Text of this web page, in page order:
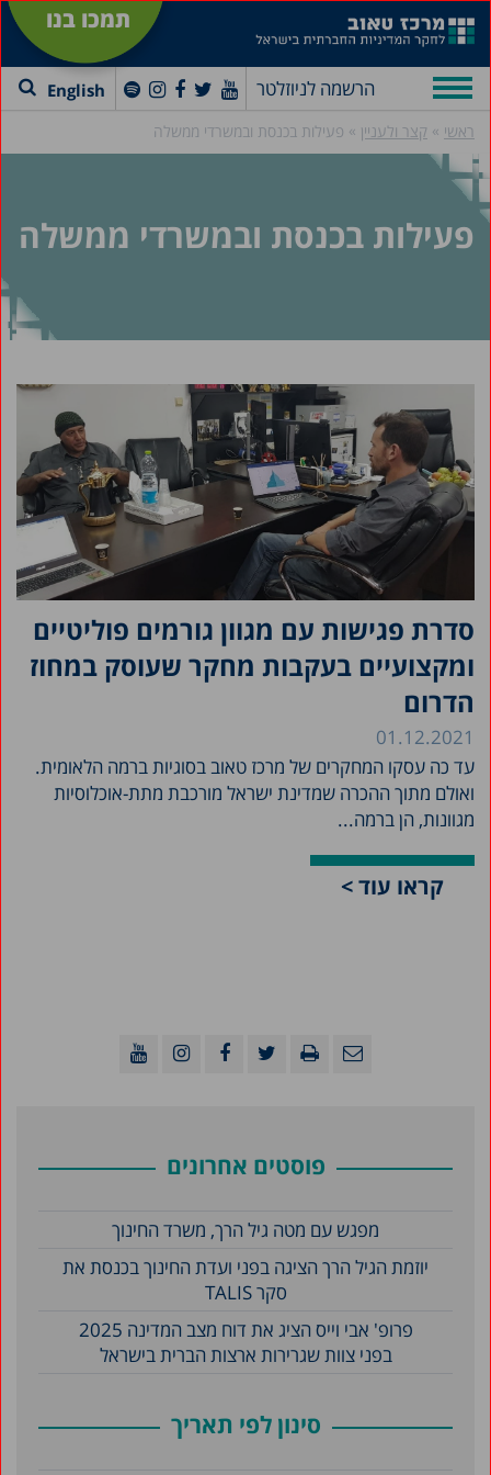
תמכו בנו
הרשמה לניוזלטר English
ראשי » קצר ולעניין » פעילות בכנסת ובמשרדי ממשלה
פעילות בכנסת ובמשרדי ממשלה
סדרת פגישות עם מגוון גורמים פוליטיים
ומקצועיים בעקבות מחקר שעוסק במחוז
הדרום
01.12.2021
עד כה עסקו המחקרים של מרכז טאוב בסוגיות ברמה הלאומית.
ואולם מתוך ההכרה שמדינת ישראל מורכבת מתת-אוכלוסיות
מגוונות, הן ברמה...
קראו עוד >
פוסטים אחרונים
מפגש עם מטה גיל הרך, משרד החינוך
יוזמת הגיל הרך הציגה בפני ועדת החינוך בכנסת את
סקר TALIS
פרופ' אבי וייס הציג את דוח מצב המדינה 2025
בפני צוות שגרירות ארצות הברית בישראל
סינון לפי תאריך